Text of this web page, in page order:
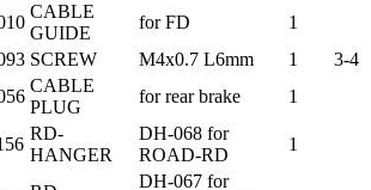
CABLE
GUIDE
for FD
1
SCREW M4x0.7 L6mm 1
3-4
CABLE
PLUG
for rear brake 1
RD-
HANGER
DH-068 for
ROAD-RD
1
DH-067 for